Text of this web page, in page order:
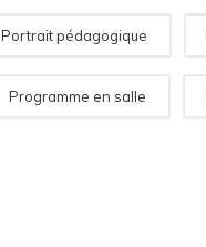
Portrait pédagogique
Programme en salle